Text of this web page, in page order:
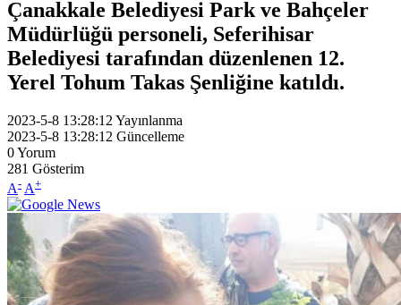
Çanakkale Belediyesi Park ve Bahçeler
Müdürlüğü personeli, Seferihisar
Belediyesi tarafından düzenlenen 12.
Yerel Tohum Takas Şenliğine katıldı.
2023-5-8 13:28:12 Yayınlanma
2023-5-8 13:28:12 Güncelleme
0Yorum
281 Gösterim
A- A+